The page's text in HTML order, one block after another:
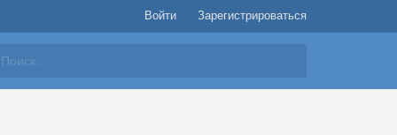
Войти Зарегистрироваться